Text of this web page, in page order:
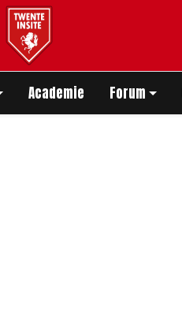
Academie Forum